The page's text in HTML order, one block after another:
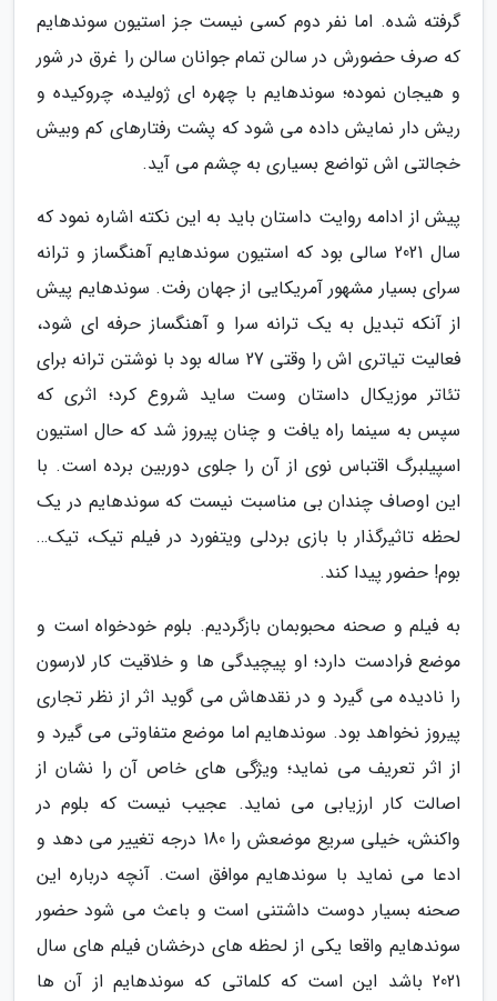
گرفته شده. اما نفر دوم کسی نیست جز استیون سوندهایم
که صرف حضورش در سالن تمام جوانان سالن را غرق در شور
و هیجان نموده؛ سوندهایم با چهره ای ژولیده، چروکیده و
ریش دار نمایش داده می شود که پشت رفتارهای کم وبیش
خجالتی اش تواضع بسیاری به چشم می آید.
پیش از ادامه روایت داستان باید به این نکته اشاره نمود که
سال 2021 سالی بود که استیون سوندهایم آهنگساز و ترانه
سرای بسیار مشهور آمریکایی از جهان رفت. سوندهایم پیش
از آنکه تبدیل به یک ترانه سرا و آهنگساز حرفه ای شود،
فعالیت تیاتری اش را وقتی 27 ساله بود با نوشتن ترانه برای
تئاتر موزیکال داستان وست ساید شروع کرد؛ اثری که
سپس به سینما راه یافت و چنان پیروز شد که حال استیون
اسپیلبرگ اقتباس نوی از آن را جلوی دوربین برده است. با
این اوصاف چندان بی مناسبت نیست که سوندهایم در یک
لحظه تاثیرگذار با بازی بردلی ویتفورد در فیلم تیک، تیک…
بوم! حضور پیدا کند.
به فیلم و صحنه محبوبمان بازگردیم. بلوم خودخواه است و
موضع فرادست دارد؛ او پیچیدگی ها و خلاقیت کار لارسون
را نادیده می گیرد و در نقدهاش می گوید اثر از نظر تجاری
پیروز نخواهد بود. سوندهایم اما موضع متفاوتی می گیرد و
از اثر تعریف می نماید؛ ویژگی های خاص آن را نشان از
اصالت کار ارزیابی می نماید. عجیب نیست که بلوم در
واکنش، خیلی سریع موضعش را 180 درجه تغییر می دهد و
ادعا می نماید با سوندهایم موافق است. آنچه درباره این
صحنه بسیار دوست داشتنی است و باعث می شود حضور
سوندهایم واقعا یکی از لحظه های درخشان فیلم های سال
2021 باشد این است که کلماتی که سوندهایم از آن ها